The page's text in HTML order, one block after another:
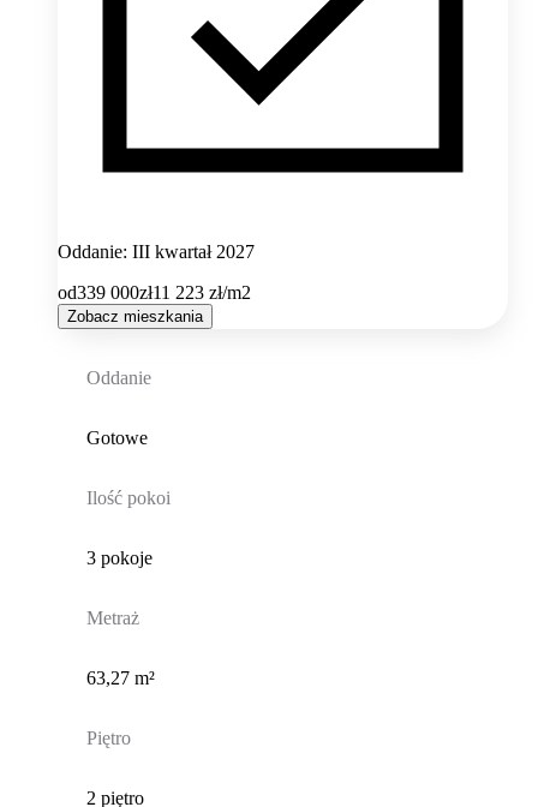
Oddanie: III kwartał 2027
od339 000zł11 223 zł/m2
Zobacz mieszkania
Oddanie
Gotowe
Ilość pokoi
3 pokoje
Metraż
63,27 m²
Piętro
2 piętro